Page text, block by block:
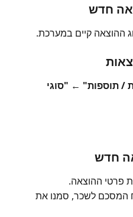
ההוצאה קיים במערכת.
/ תוספות" ← "סוגי
פרטי ההוצאה.
המסכם לשכר, סמנו את